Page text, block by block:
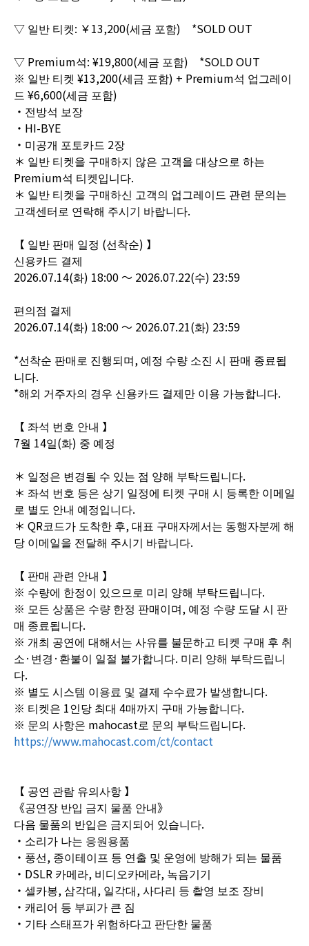
▽ 일반 티켓: ￥13,200(세금 포함) *SOLD OUT
▽ Premium석: ¥19,800(세금 포함) *SOLD OUT
※ 일반 티켓 ¥13,200(세금 포함) + Premium석 업그레이
드 ¥6,600(세금 포함)
・전방석 보장
・HI-BYE
・미공개 포토카드 2장
＊ 일반 티켓을 구매하지 않은 고객을 대상으로 하는
Premium석 티켓입니다.
＊ 일반 티켓을 구매하신 고객의 업그레이드 관련 문의는
고객센터로 연락해 주시기 바랍니다.
【 일반 판매 일정 (선착순) 】
신용카드 결제
2026.07.14(화) 18:00 ～ 2026.07.22(수) 23:59
편의점 결제
2026.07.14(화) 18:00 ～ 2026.07.21(화) 23:59
*선착순 판매로 진행되며, 예정 수량 소진 시 판매 종료됩
니다.
*해외 거주자의 경우 신용카드 결제만 이용 가능합니다.
【 좌석 번호 안내 】
7월 14일(화) 중 예정
＊ 일정은 변경될 수 있는 점 양해 부탁드립니다.
＊ 좌석 번호 등은 상기 일정에 티켓 구매 시 등록한 이메일
로 별도 안내 예정입니다.
＊ QR코드가 도착한 후, 대표 구매자께서는 동행자분께 해
당 이메일을 전달해 주시기 바랍니다.
【 판매 관련 안내 】
※ 수량에 한정이 있으므로 미리 양해 부탁드립니다.
※ 모든 상품은 수량 한정 판매이며, 예정 수량 도달 시 판
매 종료됩니다.
※ 개최 공연에 대해서는 사유를 불문하고 티켓 구매 후 취
소·변경·환불이 일절 불가합니다. 미리 양해 부탁드립니
다.
※ 별도 시스템 이용료 및 결제 수수료가 발생합니다.
※ 티켓은 1인당 최대 4매까지 구매 가능합니다.
※ 문의 사항은 mahocast로 문의 부탁드립니다.
https://www.mahocast.com/ct/contact
【 공연 관람 유의사항 】
《공연장 반입 금지 물품 안내》
다음 물품의 반입은 금지되어 있습니다.
・소리가 나는 응원용품
・풍선, 종이테이프 등 연출 및 운영에 방해가 되는 물품
・DSLR 카메라, 비디오카메라, 녹음기기
・셀카봉, 삼각대, 일각대, 사다리 등 촬영 보조 장비
・캐리어 등 부피가 큰 짐
・기타 스태프가 위험하다고 판단한 물품